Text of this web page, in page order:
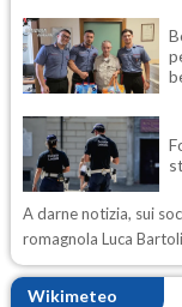
A darne notizia, sui
romagnola Luca
Wikimeteo